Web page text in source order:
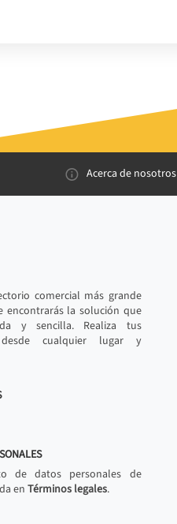
Acerca de nosotros
comercial más grande
encontrarás la solución que
y sencilla. Realiza tus
desde cualquier lugar y
de datos personales de
en Términos legales.